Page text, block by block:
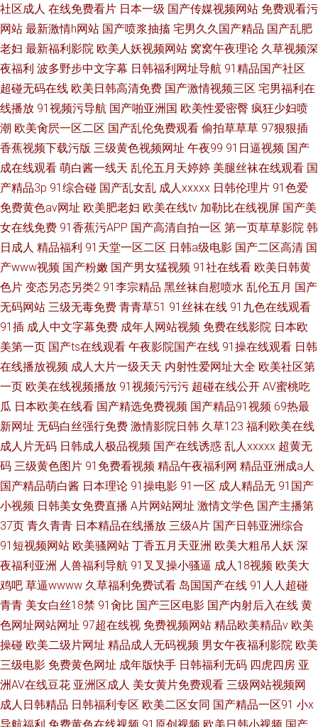
社区成人 在线免费看片 日本一级 国产传媒视频网站 免费观看污
网站 最新激情h网站 国产喷浆抽搐 宅男久久国产精品 国产乱肥
老妇 最新福利影院 欧美人妖视频网站 窝窝午夜理论 久草视频深
夜福利 波多野步中文字幕 日韩福利网址导航 91精品国产社区
超碰无码在线 欧美日韩高清免费 国产激情视频三区 宅男福利在
线播放 91视频污导航 国产啪亚洲国 欧美性爱密臀 疯狂少妇喷
潮 欧美肏屄一区二区 国产乱伦免费观看 偷拍草草草 97狠狠插
香蕉视频下载污版 三级黄色视频网址 午夜99 91日逼视频 国产
成在线观看 萌白酱一线天 乱伦五月天婷婷 美腿丝袜在线观看 国
产精品3p 91综合碰 国产乱女乱 成人xxxxx 日韩伦理片 91色爱
免费黄色av网址 欧美肥老妇 欧美在线tv 加勒比在线视屏 国产美
女在线免费 91香蕉污APP 国产高清自拍一区 第一页草草影院 韩
日成人 精品福利 91天堂一区二区 日韩a级电影 国产二区高清 国
产www视频 国产粉嫩 国产男女猛视频 91社在线看 欧美日韩黄
色片 变态另态另类2 91李宗精品 黑丝袜自慰喷水 乱伦五月 国产
无码网站 三级无毒免费 青青草51 91丝袜在线 91九色在线观看
91插 成人中文字幕免费 成年人网站视频 免费在线影院 日本欧
美第一页 国产ts在线观看 午夜影院国产在线 91操在线观看 日韩
在线播放视频 成人大片一级天天 内射性爱网址大全 欧美社区第
一页 欧美在线视频播放 91视频污污污 超碰在线公开 AV蜜桃吃
瓜 日本欧美在线看 国产精选免费视频 国产精品91视频 69热最
新网址 无码白丝强行免费 激情影院日韩 久草123 福利欧美在线
成人片无码 日韩成人极品视频 国产在线诱惑 乱人xxxxx 超黄无
码 三级黄色图片 91免费看视频 精品午夜福利网 精品亚洲成a人
国产精品萌白酱 日本理论 91操电影 91一区 成人精品无 91国产
小视频 日韩美女免费直播 A片网站网址 激情文学色 国产主播第
37页 青久青青 日本精品在线播放 三级A片 国产日韩亚洲综合
91短视频网站 欧美骚网站 丁香五月天亚洲 欧美大粗吊人妖 深
夜福利亚洲 人兽福利导航 91叉叉操小骚逼 成人18视频 欧美大
鸡吧 草逼wwww 久草福利免费试看 岛国国产在线 91人人超碰
青青 美女白丝18禁 91肏比 国产三区电影 国产内射后入在线 黄
色网址网站网址 97超在线视 免费视频网站 精品欧美精品v 欧美
操碰 欧美二级片网址 精品成人无码视频 男女午夜福利影院 欧美
三级电影 免费黄色网址 成年版快手 日韩福利无码 四虎四房 亚
洲AV在线豆花 亚洲区成人 美女黄片免费观看 三级网站视频网
成人日韩精品 日韩福利专区 欧美二区女同 国产精品一区91 小x